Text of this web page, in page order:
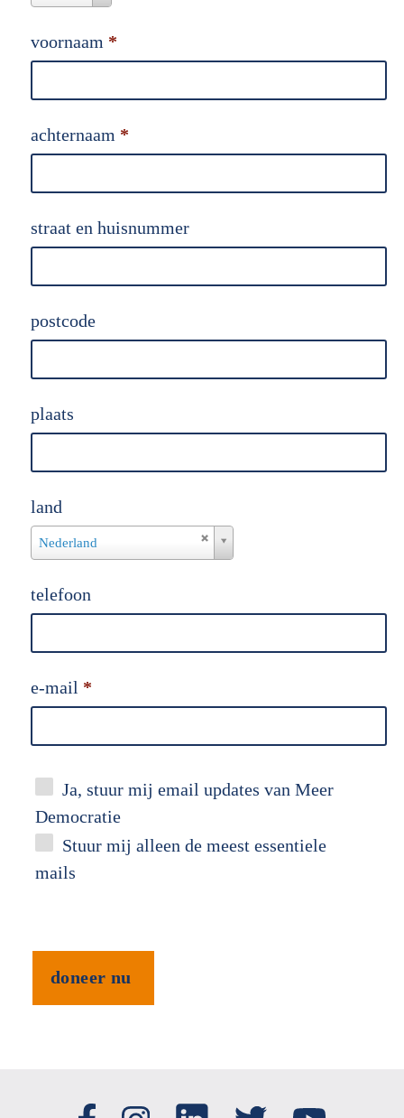
*
voornaam *
achternaam *
straat en huisnummer
postcode
plaats
land
Nederland
land
telefoon
e-mail *
Ja, stuur mij email updates van Meer
Democratie
Stuur mij alleen de meest essentiele
mails
doneer nu